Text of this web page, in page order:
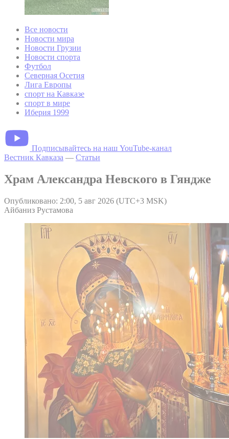
Все новости
Новости мира
Новости Грузии
Новости спорта
Футбол
Северная Осетия
Лига Европы
спорт на Кавказе
спорт в мире
Иберия 1999
Подписывайтесь на наш YouTube-канал
Вестник Кавказа — Статьи
Храм Александра Невского в Гяндже
Опубликовано: 2:00, 5 авг 2026 (UTC+3 MSK)
Айбаниз Рустамова